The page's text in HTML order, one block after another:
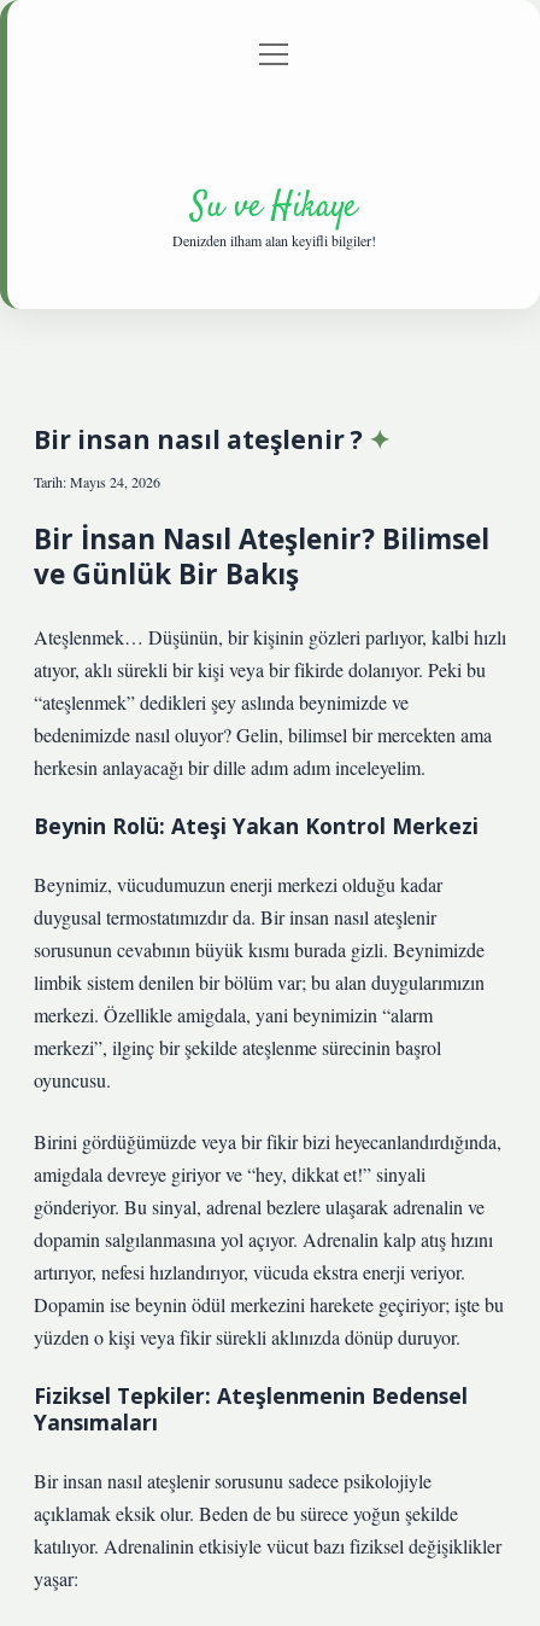
Gizlilik Politikası
menüyü
Su ve Hikaye
Denizden ilham alan keyifli bilgiler!
Bir insan nasıl ateşlenir ?
Tarih: Mayıs 24, 2026
Bir İnsan Nasıl Ateşlenir? Bilimsel
ve Günlük Bir Bakış
Ateşlenmek… Düşünün, bir kişinin gözleri parlıyor, kalbi hızlı
atıyor, aklı sürekli bir kişi veya bir fikirde dolanıyor. Peki bu
“ateşlenmek” dedikleri şey aslında beynimizde ve
bedenimizde nasıl oluyor? Gelin, bilimsel bir mercekten ama
herkesin anlayacağı bir dille adım adım inceleyelim.
Beynin Rolü: Ateşi Yakan Kontrol Merkezi
Beynimiz, vücudumuzun enerji merkezi olduğu kadar
duygusal termostatımızdır da. Bir insan nasıl ateşlenir
sorusunun cevabının büyük kısmı burada gizli. Beynimizde
limbik sistem denilen bir bölüm var; bu alan duygularımızın
merkezi. Özellikle amigdala, yani beynimizin “alarm
merkezi”, ilginç bir şekilde ateşlenme sürecinin başrol
oyuncusu.
Birini gördüğümüzde veya bir fikir bizi heyecanlandırdığında,
amigdala devreye giriyor ve “hey, dikkat et!” sinyali
gönderiyor. Bu sinyal, adrenal bezlere ulaşarak adrenalin ve
dopamin salgılanmasına yol açıyor. Adrenalin kalp atış hızını
artırıyor, nefesi hızlandırıyor, vücuda ekstra enerji veriyor.
Dopamin ise beynin ödül merkezini harekete geçiriyor; işte bu
yüzden o kişi veya fikir sürekli aklınızda dönüp duruyor.
Fiziksel Tepkiler: Ateşlenmenin Bedensel
Yansımaları
Bir insan nasıl ateşlenir sorusunu sadece psikolojiyle
açıklamak eksik olur. Beden de bu sürece yoğun şekilde
katılıyor. Adrenalinin etkisiyle vücut bazı fiziksel değişiklikler
yaşar: